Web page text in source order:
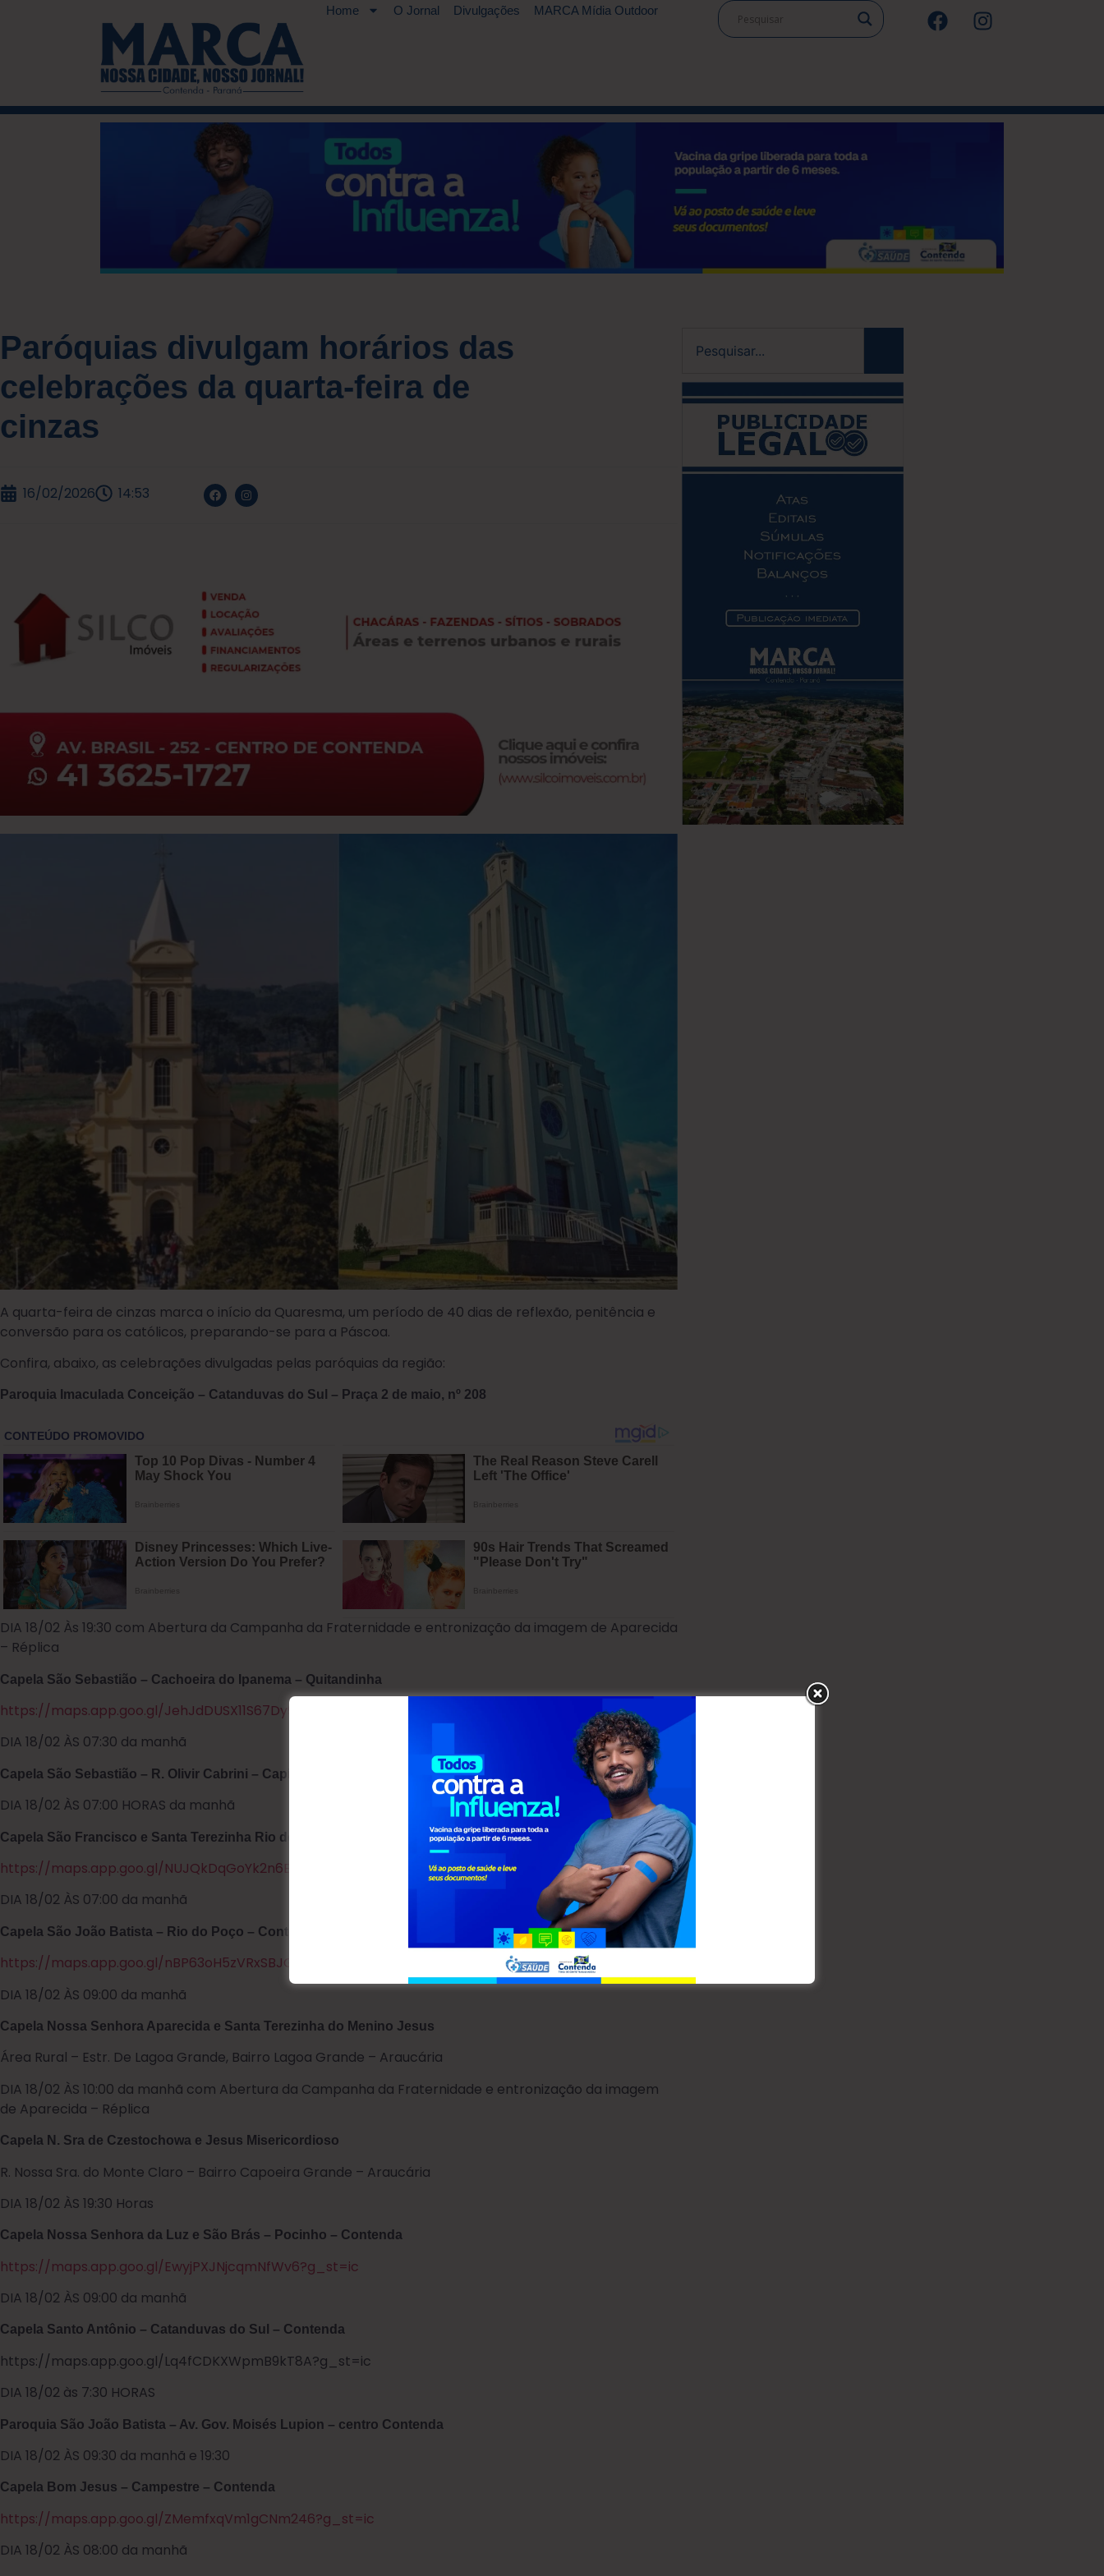
Home O Jornal Divulgações MARCA Mídia Outdoor
Paróquias divulgam horários das
celebrações da quarta-feira de
cinzas
16/02/2026 14:53
A quarta-feira de cinzas marca o início da Quaresma, um período de 40 dias de reflexão, penitência e
conversão para os católicos, preparando-se para a Páscoa.
Confira, abaixo, as celebrações divulgadas pelas paróquias da região:
Paroquia Imaculada Conceição – Catanduvas do Sul – Praça 2 de maio, nº 208
DIA 18/02 Às 19:30 com Abertura da Campanha da Fraternidade e entronização da imagem de Aparecida
– Réplica
Capela São Sebastião – Cachoeira do Ipanema – Quitandinha
https://maps.app.goo.gl/JehJdDUSX11S67Dy9?g_st=ic
DIA 18/02 ÀS 07:30 da manhã
Capela São Sebastião – R. Olivir Cabrini – Capinzal – Araucária
DIA 18/02 ÀS 07:00 HORAS da manhã
Capela São Francisco e Santa Terezinha Rio do Cacho – Contenda
https://maps.app.goo.gl/NUJQkDqGoYk2n6Bi7?g_st=ic
DIA 18/02 ÀS 07:00 da manhã
Capela São João Batista – Rio do Poço – Contenda
https://maps.app.goo.gl/nBP63oH5zVRxSBJG9?g_st=ic
DIA 18/02 ÀS 09:00 da manhã
Capela Nossa Senhora Aparecida e Santa Terezinha do Menino Jesus
Área Rural – Estr. De Lagoa Grande, Bairro Lagoa Grande – Araucária
DIA 18/02 ÀS 10:00 da manhã com Abertura da Campanha da Fraternidade e entronização da imagem
de Aparecida – Réplica
Capela N. Sra de Czestochowa e Jesus Misericordioso
R. Nossa Sra. do Monte Claro – Bairro Capoeira Grande – Araucária
DIA 18/02 ÀS 19:30 Horas
Capela Nossa Senhora da Luz e São Brás – Pocinho – Contenda
https://maps.app.goo.gl/EwyjPXJNjcqmNfWv6?g_st=ic
DIA 18/02 ÀS 09:00 da manhã
Capela Santo Antônio – Catanduvas do Sul – Contenda
https://maps.app.goo.gl/Lq4fCDKXWpmB9kT8A?g_st=ic
DIA 18/02 às 7:30 HORAS
Paroquia São João Batista – Av. Gov. Moisés Lupion – centro Contenda
DIA 18/02 ÀS 09:30 da manhã e 19:30
Capela Bom Jesus – Campestre – Contenda
https://maps.app.goo.gl/ZMemfxqVm1gCNm246?g_st=ic
DIA 18/02 ÀS 08:00 da manhã